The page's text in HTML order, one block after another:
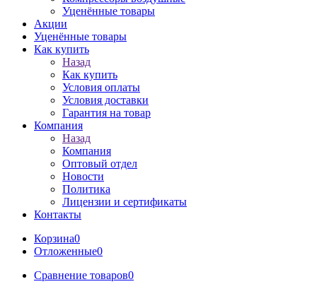
Уценённые товары
Акции
Уценённые товары
Как купить
Назад
Как купить
Условия оплаты
Условия доставки
Гарантия на товар
Компания
Назад
Компания
Оптовый отдел
Новости
Политика
Лицензии и сертификаты
Контакты
Корзина0
Отложенные0
Сравнение товаров0